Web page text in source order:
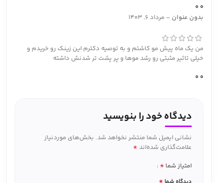
0
0
بدون عنوان – مرداد 6, 1403
من یک ماه پیش مو کاشتم و به توصیه دکترم این زینک رو خریدم و
خیلی تاثیر مثبتی رو رشد موها و پر پشت تر شدنش داشته
0
0
دیدگاه خود را بنویسید
نشانی ایمیل شما منتشر نخواهد شد. بخش‌های موردنیاز
علامت‌گذاری شده‌اند *
امتیاز شما *